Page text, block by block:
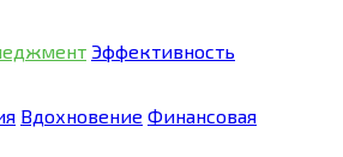
Эффективность
Вдохновение Финансовая